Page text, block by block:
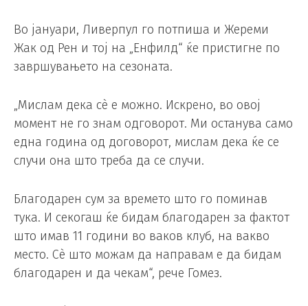
Во јануари, Ливерпул го потпиша и Жереми
Жак од Рен и тој на „Енфилд“ ќе пристигне по
завршувањето на сезоната.
„Мислам дека сè е можно. Искрено, во овој
момент не го знам одговорот. Ми останува само
една година од договорот, мислам дека ќе се
случи она што треба да се случи.
Благодарен сум за времето што го поминав
тука. И секогаш ќе бидам благодарен за фактот
што имав 11 години во ваков клуб, на вакво
место. Сè што можам да направам е да бидам
благодарен и да чекам“, рече Гомез.